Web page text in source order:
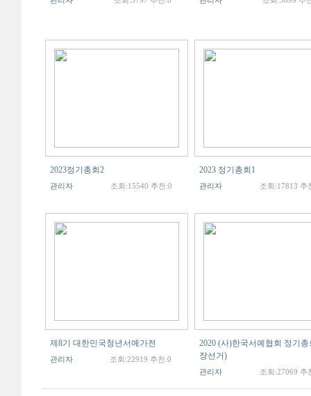
2023정기총회2
관리자 조회:15540 추천:0
2023 정기총회1
관리자 조회:17813 추
제8기 대한민국청년서예가전
관리자 조회:22919 추천:0
2020 (사)한국서예협회 정기
장선거)
관리자 조회:27069 추